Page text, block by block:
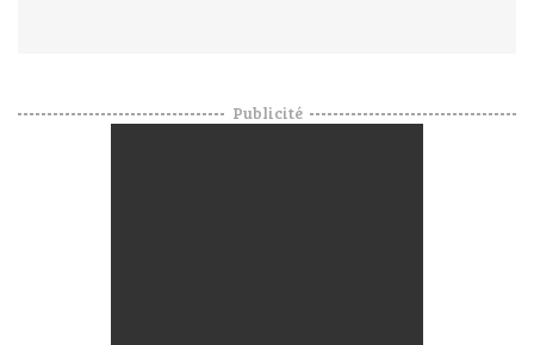
Publicité